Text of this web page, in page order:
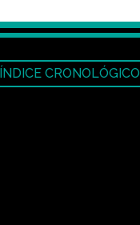
ÍNDICE CRONOLÓGICO